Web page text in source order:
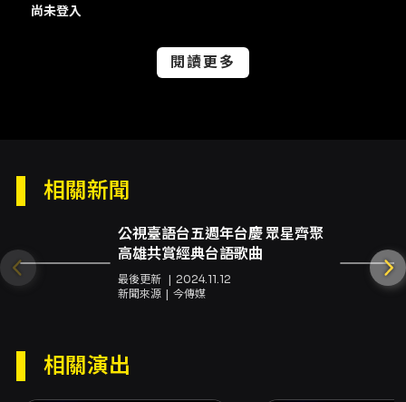
請求退換票之時限為購買票券後 3 日內（不含購
需酌收票面金額 5% 手續費。未取票與已取票退
票流程不同（KKTIX 提供線上表單或郵寄票券辦
排、黃3E 11-21排等），周遭區域可能出現器
非官方通路購票，也請勿私下高於票面金額轉售
票券（可能違法並受罰）。 資料來源：原始活動
頁面與票務說明（KKTIX 活動頁、售票說明與注
注意事項： - 購票限制：每位 KKTIX 會員限購 4
張。如使用全家 FamiPort 購票亦限購 4 張。
尚未登入
閱讀更多
相關新聞
公視臺語台五週年台慶 眾星齊聚
高雄共賞經典台語歌曲
最後更新
2024.11.12
新聞來源
今傳媒
相關演出